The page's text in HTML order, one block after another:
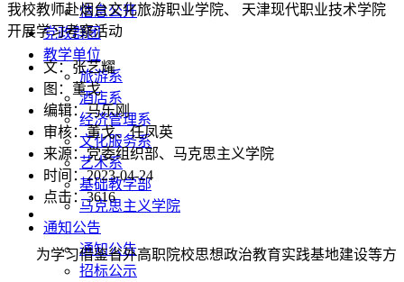
信息公开
党政群团
教学单位
旅游系
酒店系
经济管理系
文化服务系
艺术系
基础教学部
马克思主义学院
通知公告
通知公告
招标公示
我校教师赴烟台文化旅游职业学院、 天津现代职业技术学院
开展学习考察活动
文：张艺耀
图：董戈
编辑：马乐刚
审核：董戈、任凤英
来源：党委组织部、马克思主义学院
时间：2023-04-24
点击：3616
为学习借鉴省外高职院校思想政治教育实践基地建设等方